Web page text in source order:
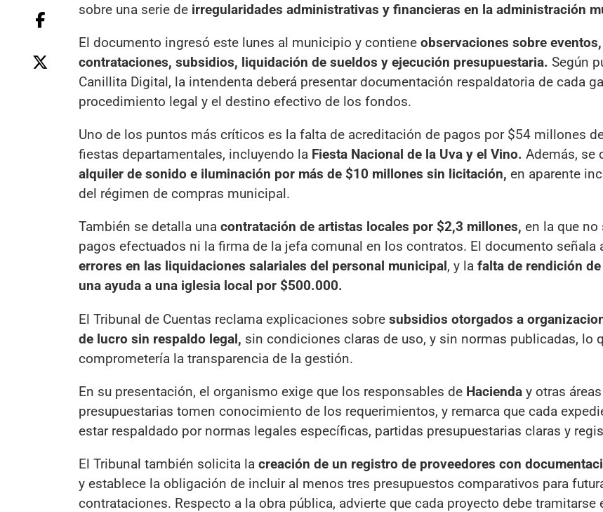
sobre una serie de irregularidades administrativas y financieras en la administración
El documento ingresó este lunes al municipio y contiene observaciones sobre eventos,
contrataciones, subsidios, liquidación de sueldos y ejecución presupuestaria. Según
Canillita Digital, la intendenta deberá presentar documentación respaldatoria de cada
procedimiento legal y el destino efectivo de los fondos.
Uno de los puntos más críticos es la falta de acreditación de pagos por $54 millones
fiestas departamentales, incluyendo la Fiesta Nacional de la Uva y el Vino. Además, se
alquiler de sonido e iluminación por más de $10 millones sin licitación, en aparente
del régimen de compras municipal.
También se detalla una contratación de artistas locales por $2,3 millones, en la que no
pagos efectuados ni la firma de la jefa comunal en los contratos. El documento señala
errores en las liquidaciones salariales del personal municipal, y la falta de rendición
una ayuda a una iglesia local por $500.000.
El Tribunal de Cuentas reclama explicaciones sobre subsidios otorgados a
de lucro sin respaldo legal, sin condiciones claras de uso, y sin normas publicadas, lo
comprometería la transparencia de la gestión.
En su presentación, el organismo exige que los responsables de Hacienda y otras áreas
presupuestarias tomen conocimiento de los requerimientos, y remarca que cada
estar respaldado por normas legales específicas, partidas presupuestarias claras y
El Tribunal también solicita la creación de un registro de proveedores con
y establece la obligación de incluir al menos tres presupuestos comparativos para
contrataciones. Respecto a la obra pública, advierte que cada proyecto debe tramitarse